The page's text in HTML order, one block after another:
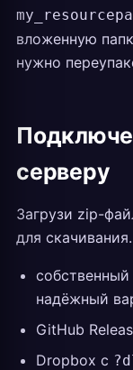
вложенную
нужно
серверу
Загрузи zip-
для
надёжный
GitHub
Dropbox с